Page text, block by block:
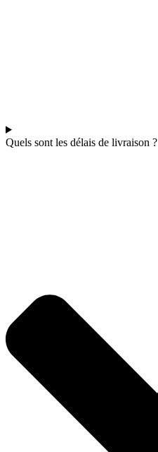
Quels sont les délais de livraison ?